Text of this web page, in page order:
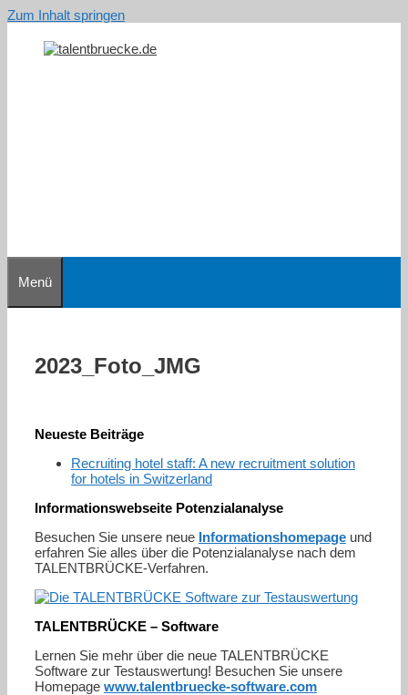
Zum Inhalt springen
Menü
2023_Foto_JMG
Neueste Beiträge
Recruiting hotel staff: A new recruitment solution
for hotels in Switzerland
Informationswebseite Potenzialanalyse
Besuchen Sie unsere neue Informationshomepage und
erfahren Sie alles über die Potenzialanalyse nach dem
TALENTBRÜCKE-Verfahren.
TALENTBRÜCKE – Software
Lernen Sie mehr über die neue TALENTBRÜCKE
Software zur Testauswertung! Besuchen Sie unsere
Homepage www.talentbruecke-software.com